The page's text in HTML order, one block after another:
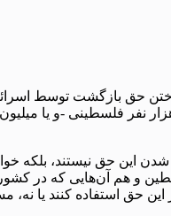
حق بازگشت توسط
نفر فلسطینی -و یا
این حق نیستند، بلکه
و هم آن‌هایی که در
از این حق استفاده کنند